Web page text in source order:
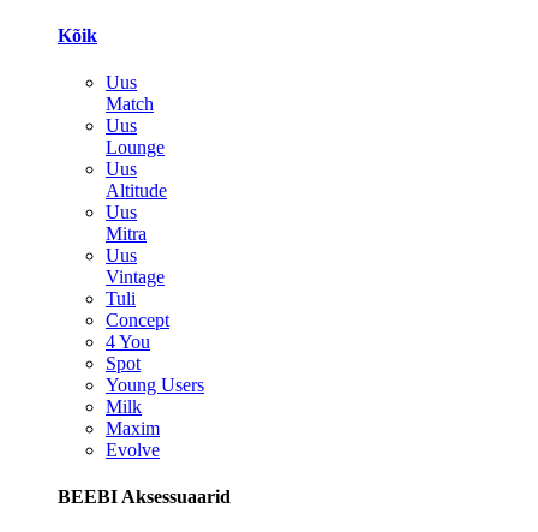
Kõik
Uus
Match
Uus
Lounge
Uus
Altitude
Uus
Mitra
Uus
Vintage
Tuli
Concept
4 You
Spot
Young Users
Milk
Maxim
Evolve
BEEBI Aksessuaarid